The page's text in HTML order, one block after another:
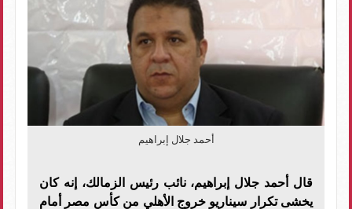
أحمد جلال إبراهيم
قال أحمد جلال إبراهيم، نائب رئيس الزمالك، إنه كان
يخشى تكرار سيناريو خروج الأهلي من كأس مصر أمام